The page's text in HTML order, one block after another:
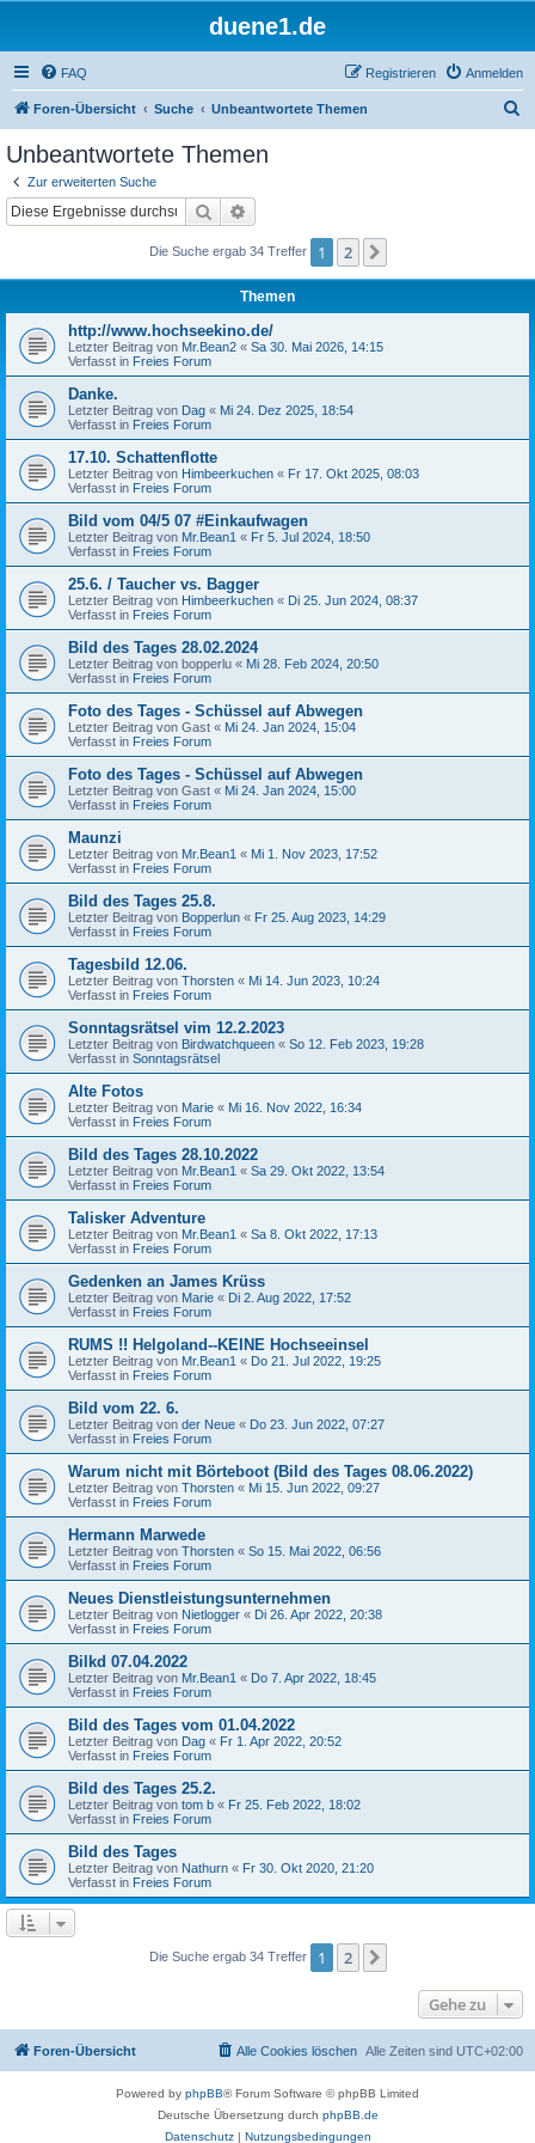
duene1.de
FAQ Anmelden
Registrieren
Foren-Übersicht Suche Unbeantwortete Themen
Unbeantwortete Themen
Zur erweiterten Suche
Suche
Die Suche ergab 34 Treffer 1 2
Themen
http://www.hochseekino.de/
Letzter Beitrag von Mr.Bean2 « Sa 30. Mai 2026, 14:15
Verfasst in Freies Forum
Danke.
Letzter Beitrag von Dag « Mi 24. Dez 2025, 18:54
Verfasst in Freies Forum
17.10. Schattenflotte
Letzter Beitrag von Himbeerkuchen « Fr 17. Okt 2025, 08:03
Verfasst in Freies Forum
Bild vom 04/5 07 #Einkaufwagen
Letzter Beitrag von Mr.Bean1 « Fr 5. Jul 2024, 18:50
Verfasst in Freies Forum
25.6. / Taucher vs. Bagger
Letzter Beitrag von Himbeerkuchen « Di 25. Jun 2024, 08:37
Verfasst in Freies Forum
Bild des Tages 28.02.2024
Letzter Beitrag von bopperlu « Mi 28. Feb 2024, 20:50
Verfasst in Freies Forum
Foto des Tages - Schüssel auf Abwegen
Letzter Beitrag von Gast « Mi 24. Jan 2024, 15:04
Verfasst in Freies Forum
Foto des Tages - Schüssel auf Abwegen
Letzter Beitrag von Gast « Mi 24. Jan 2024, 15:00
Verfasst in Freies Forum
Maunzi
Letzter Beitrag von Mr.Bean1 « Mi 1. Nov 2023, 17:52
Verfasst in Freies Forum
Bild des Tages 25.8.
Letzter Beitrag von Bopperlun « Fr 25. Aug 2023, 14:29
Verfasst in Freies Forum
Tagesbild 12.06.
Letzter Beitrag von Thorsten « Mi 14. Jun 2023, 10:24
Verfasst in Freies Forum
Sonntagsrätsel vim 12.2.2023
Letzter Beitrag von Birdwatchqueen « So 12. Feb 2023, 19:28
Verfasst in Sonntagsrätsel
Alte Fotos
Letzter Beitrag von Marie « Mi 16. Nov 2022, 16:34
Verfasst in Freies Forum
Bild des Tages 28.10.2022
Letzter Beitrag von Mr.Bean1 « Sa 29. Okt 2022, 13:54
Verfasst in Freies Forum
Talisker Adventure
Letzter Beitrag von Mr.Bean1 « Sa 8. Okt 2022, 17:13
Verfasst in Freies Forum
Gedenken an James Krüss
Letzter Beitrag von Marie « Di 2. Aug 2022, 17:52
Verfasst in Freies Forum
RUMS !! Helgoland--KEINE Hochseeinsel
Letzter Beitrag von Mr.Bean1 « Do 21. Jul 2022, 19:25
Verfasst in Freies Forum
Bild vom 22. 6.
Letzter Beitrag von der Neue « Do 23. Jun 2022, 07:27
Verfasst in Freies Forum
Warum nicht mit Börteboot (Bild des Tages 08.06.2022)
Letzter Beitrag von Thorsten « Mi 15. Jun 2022, 09:27
Verfasst in Freies Forum
Hermann Marwede
Letzter Beitrag von Thorsten « So 15. Mai 2022, 06:56
Verfasst in Freies Forum
Neues Dienstleistungsunternehmen
Letzter Beitrag von Nietlogger « Di 26. Apr 2022, 20:38
Verfasst in Freies Forum
Bilkd 07.04.2022
Letzter Beitrag von Mr.Bean1 « Do 7. Apr 2022, 18:45
Verfasst in Freies Forum
Bild des Tages vom 01.04.2022
Letzter Beitrag von Dag « Fr 1. Apr 2022, 20:52
Verfasst in Freies Forum
Bild des Tages 25.2.
Letzter Beitrag von tom b « Fr 25. Feb 2022, 18:02
Verfasst in Freies Forum
Bild des Tages
Letzter Beitrag von Nathurn « Fr 30. Okt 2020, 21:20
Verfasst in Freies Forum
Die Suche ergab 34 Treffer 1 2
Gehe zu
Foren-Übersicht Alle Zeiten sind UTC+02:00
Alle Cookies löschen
Powered by phpBB® Forum Software © phpBB Limited
Deutsche Übersetzung durch phpBB.de
Datenschutz| Nutzungsbedingungen